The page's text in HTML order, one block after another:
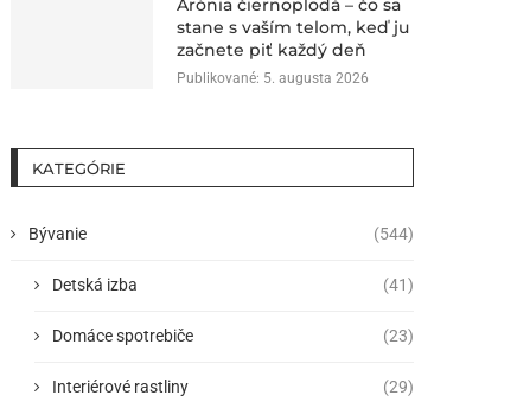
Arónia čiernoplodá – čo sa
stane s vaším telom, keď ju
začnete piť každý deň
Publikované: 5. augusta 2026
KATEGÓRIE
Bývanie (544)
Detská izba (41)
Domáce spotrebiče (23)
Interiérové rastliny (29)